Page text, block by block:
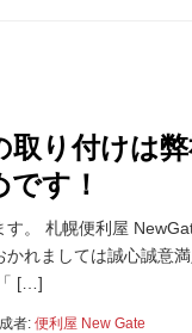
取り付けは
す！
す。 札幌便利屋
かれましては誠心誠意
[…]
者: 便利屋 New Gate